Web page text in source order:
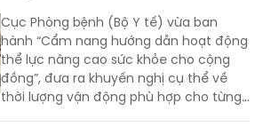
Cục Phòng bệnh (Bộ Y tế) vừa ban
hành “Cẩm nang hướng dẫn hoạt động
thể lực nâng cao sức khỏe cho cộng
đồng”, đưa ra khuyến nghị cụ thể về
thời lượng vận động phù hợp cho từng